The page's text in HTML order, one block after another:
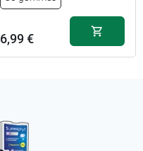
6,99 €